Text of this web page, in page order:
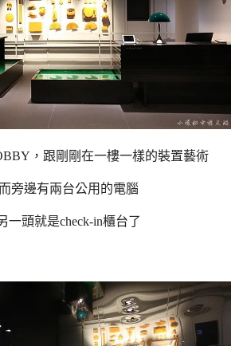
，跟剛剛在一樓一樣的裝置藝術
而旁邊有兩台公用的電腦
一頭就是check-in櫃台了